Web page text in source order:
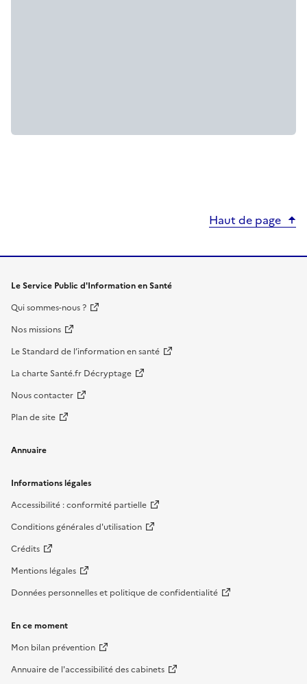
Haut de page
Le Service Public d'Information en Santé
Qui sommes-nous ?
Nos missions
Le Standard de l’information en santé
La charte Santé.fr Décryptage
Nous contacter
Plan de site
Annuaire
Informations légales
Accessibilité : conformité partielle
Conditions générales d'utilisation
Crédits
Mentions légales
Données personnelles et politique de confidentialité
En ce moment
Mon bilan prévention
Annuaire de l'accessibilité des cabinets